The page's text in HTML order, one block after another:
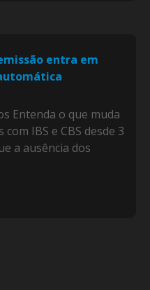
entra em
Entenda o que muda
IBS e CBS desde 3
a ausência dos